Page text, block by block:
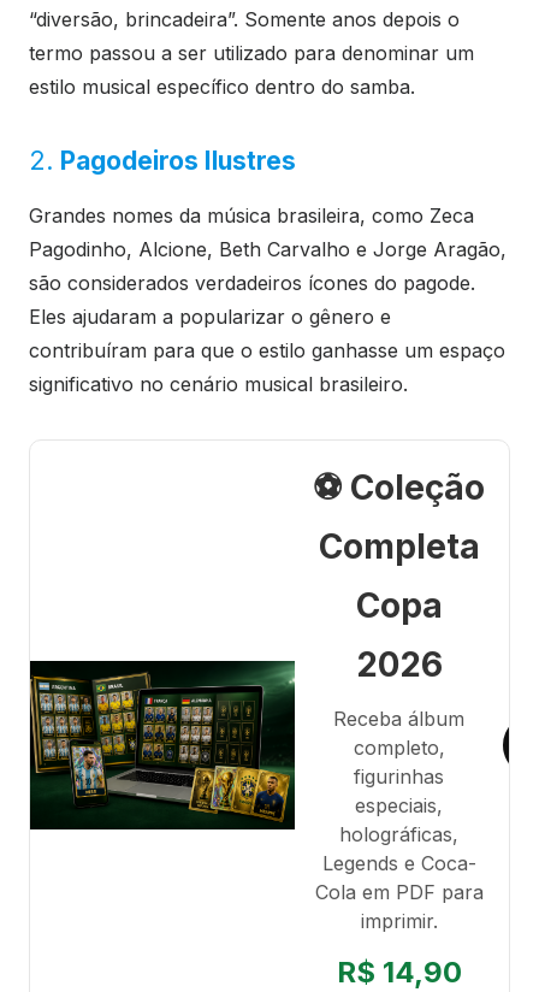
“diversão, brincadeira”. Somente anos depois o
termo passou a ser utilizado para denominar um
estilo musical específico dentro do samba.
2. Pagodeiros Ilustres
Grandes nomes da música brasileira, como Zeca
Pagodinho, Alcione, Beth Carvalho e Jorge Aragão,
são considerados verdadeiros ícones do pagode.
Eles ajudaram a popularizar o gênero e
contribuíram para que o estilo ganhasse um espaço
significativo no cenário musical brasileiro.
⚽ Coleção
Completa
Copa
2026
Receba álbum
completo,
figurinhas
especiais,
holográficas,
Legends e Coca-
Cola em PDF para
imprimir.
R$ 14,90